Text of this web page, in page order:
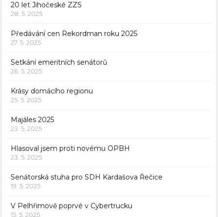
20 let Jihočeské ZZS
28. 5. 2025
Předávání cen Rekordman roku 2025
27. 5. 2025
Setkání emeritních senátorů
26. 5. 2025
Krásy domácího regionu
25. 5. 2025
Majáles 2025
23. 5. 2025
Hlasoval jsem proti novému OPBH
23. 5. 2025
Senátorská stuha pro SDH Kardašova Řečice
19. 5. 2025
V Pelhřimově poprvé v Cybertrucku
15. 5. 2025